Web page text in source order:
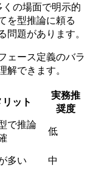
の場面で明示的
を型推論に頼る
題があります。
ェース定義のバラ
できます。
ット
実務推
奨度
で推論
低
多い
中